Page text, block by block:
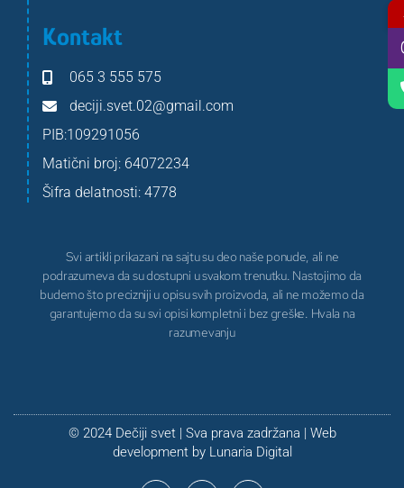
Kontakt
065 3 555 575
deciji.svet.02@gmail.com
PIB:109291056
Matični broj: 64072234
Šifra delatnosti: 4778
Svi artikli prikazani na sajtu su deo naše ponude, ali ne
podrazumeva da su dostupni u svakom trenutku. Nastojimo da
budemo što precizniji u opisu svih proizvoda, ali ne možemo da
garantujemo da su svi opisi kompletni i bez greške. Hvala na
razumevanju
© 2024 Dečiji svet | Sva prava zadržana | Web
development by Lunaria Digital